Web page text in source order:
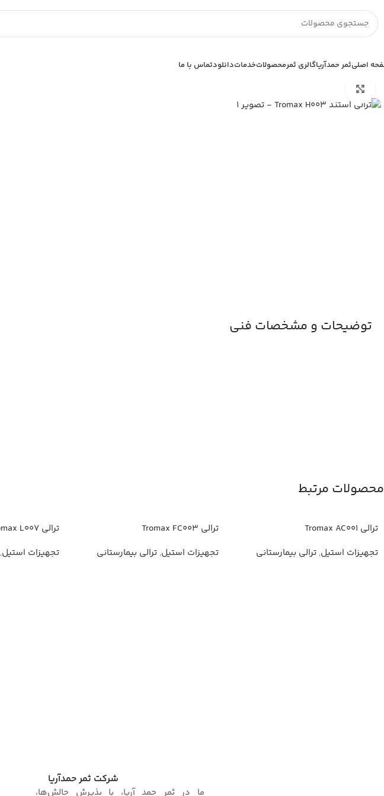
اصلیثمر حمدآریاگالری ثمرمحصولاتخدماتدانلودتماس با ما
توضیحات و مشخصات فنی
محصولات مرتبط
ترالی Tromax AC001
تجهیزات استیل, ترالی بیمارستانی
ترالی Tromax FC003
تجهیزات استیل, ترالی بیمارستانی
ترالی Tromax L007
تجهیزات استیل,
شرکت ثمر حمدآریا
ما در ثمر حمد آریا، با پذیرش چالش‌ها،